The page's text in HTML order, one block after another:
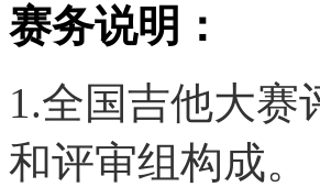
赛务说明：
1.全国吉他大赛
和评审组构成。